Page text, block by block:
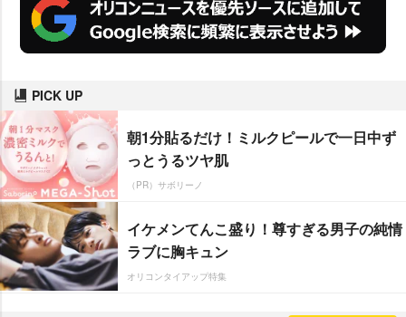
PICK UP
朝1分貼るだけ！ミルクピールで一日中ず
っとうるツヤ肌
（PR）サボリーノ
イケメンてんこ盛り！尊すぎる男子の純情
ラブに胸キュン
オリコンタイアップ特集